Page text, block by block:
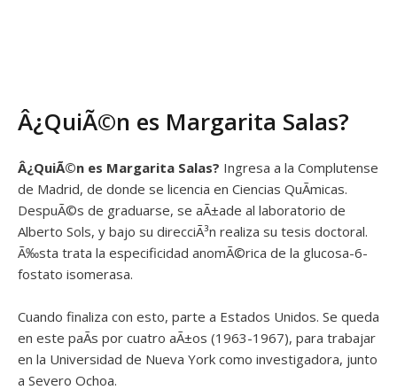
Â¿QuiÃ©n es Margarita Salas?
Â¿QuiÃ©n es Margarita Salas? Ingresa a la Complutense
de Madrid, de donde se licencia en Ciencias QuÃ­micas.
DespuÃ©s de graduarse, se aÃ±ade al laboratorio de
Alberto Sols, y bajo su direcciÃ³n realiza su tesis doctoral.
Ã‰sta trata la especificidad anomÃ©rica de la glucosa-6-
fostato isomerasa.
Cuando finaliza con esto, parte a Estados Unidos. Se queda
en este paÃ­s por cuatro aÃ±os (1963-1967), para trabajar
en la Universidad de Nueva York como investigadora, junto
a Severo Ochoa.